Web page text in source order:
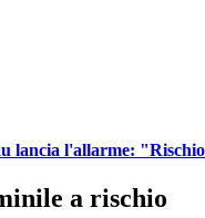
lancia l'allarme:
a rischio